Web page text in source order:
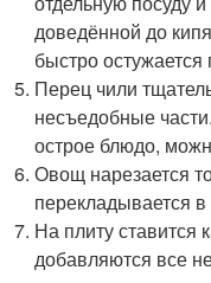
доведённой до
быстро
Перец чили
несъедобные
острое блюдо,
Овощ нарезается
перекладывается в
На плиту ставится
добавляются все